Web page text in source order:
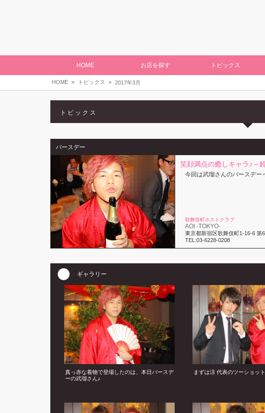
HOME お店を探す トピックス
HOME トピックス 2017年3月
トピックス
バースデー
笑顔満点の癒しキャラ♪～
今回は武瑠さんのバースデー
歌舞伎町ホストクラブ
AOI -TOKYO-
東京都新宿区歌舞伎町1-16-6 第
TEL:03-6228-0208
ギャラリー
真っ赤な着物で登場したのは、本日バースデ
ーの武瑠さん♪
まずは涼 代表のツーショッ